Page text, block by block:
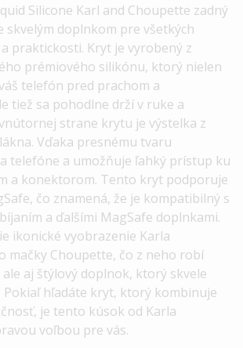
Silicone Karl and Choupette zadný
skvelým doplnkom pre všetkých
praktickosti. Kryt je vyrobený z
prémiového silikónu, ktorý nielen
telefón pred prachom a
tiež sa pohodlne drží v ruke a
strane krytu je výstelka z
Vďaka presnému tvaru
telefóne a umožňuje ľahký prístup ku
a konektorom. Tento kryt podporuje
čo znamená, že je kompatibilný s
a ďalšími MagSafe doplnkami.
ikonické vyobrazenie Karla
mačky Choupette, čo z neho robí
aj štýlový doplnok, ktorý skvele
Pokiaľ hľadáte kryt, ktorý kombinuje
je tento kúsok od Karla
voľbou pre vás.